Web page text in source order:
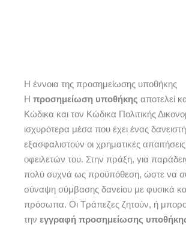
Η έννοια της προσημείωσης υποθήκης
Η προσημείωση υποθήκης αποτελεί
Κώδικα και τον Κώδικα Πολιτικής
ισχυρότερα μέσα που έχει ένας
εξασφαλιστούν οι χρηματικές
οφειλετών του. Στην πράξη, για
πολύ συχνά ως προϋπόθεση, ώστε να
σύναψη σύμβασης δανείου με φυσικά
πρόσωπα. Οι Τράπεζες ζητούν, ή
την εγγραφή προσημείωσης